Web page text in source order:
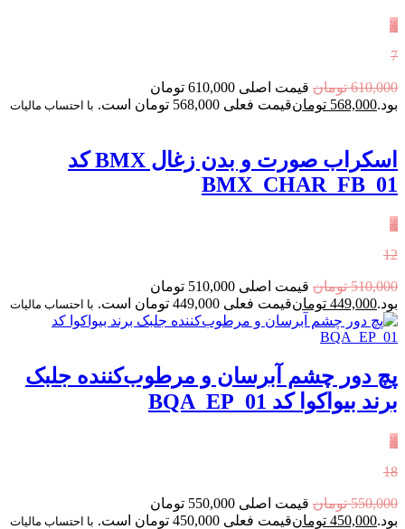
٪
7
610,000 تومان
قیمت اصلی 610,000 تومان
بود.568,000 تومانقیمت فعلی 568,000 تومان است. با احتساب مالیات
اسکراب صورت و بدن زغال BMX کد
BMX_CHAR_FB_01
٪
12
510,000 تومان
قیمت اصلی 510,000 تومان
بود.449,000 تومانقیمت فعلی 449,000 تومان است. با احتساب مالیات
پچ دور چشم آبرسان و مرطوب‌کننده جلبک
برند بیواکوا کد BQA_EP_01
٪
18
550,000 تومان
قیمت اصلی 550,000 تومان
بود.450,000 تومانقیمت فعلی 450,000 تومان است. با احتساب مالیات